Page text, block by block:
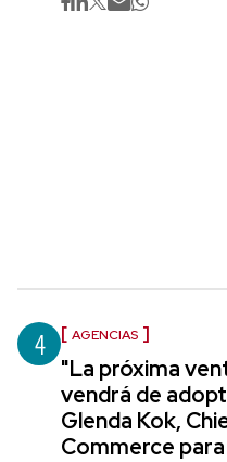
4 AGENCIAS
"La próxima
vendrá de
Glenda Kok,
Commerce